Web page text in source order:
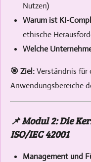
Nutzen)
Warum ist KI-
ethische
Welche
🎯 Ziel:Verständnis für
Anwendungsbereiche
📌 Modul 2: Die
ISO/IEC 42001
Management und